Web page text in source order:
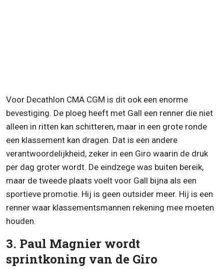
Voor Decathlon CMA CGM is dit ook een enorme
bevestiging. De ploeg heeft met Gall een renner die niet
alleen in ritten kan schitteren, maar in een grote ronde
een klassement kan dragen. Dat is een andere
verantwoordelijkheid, zeker in een Giro waarin de druk
per dag groter wordt. De eindzege was buiten bereik,
maar de tweede plaats voelt voor Gall bijna als een
sportieve promotie. Hij is geen outsider meer. Hij is een
renner waar klassementsmannen rekening mee moeten
houden.
3. Paul Magnier wordt
sprintkoning van de Giro